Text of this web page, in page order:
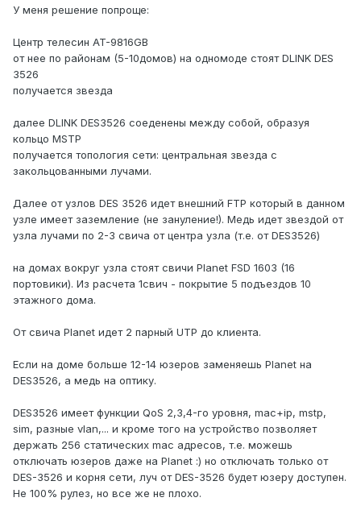
У меня решение попроще:
Центр телесин AT-9816GB
от нее по районам (5-10домов) на одномоде стоят DLINK DES
3526
получается звезда
далее DLINK DES3526 соеденены между собой, образуя
кольцо MSTP
получается топология сети: центральная звезда с
закольцованными лучами.
Далее от узлов DES 3526 идет внешний FTP который в данном
узле имеет заземление (не зануление!). Медь идет звездой от
узла лучами по 2-3 свича от центра узла (т.е. от DES3526)
на домах вокруг узла стоят свичи Planet FSD 1603 (16
портовики). Из расчета 1свич - покрытие 5 подъездов 10
этажного дома.
От свича Planet идет 2 парный UTP до клиента.
Если на доме больше 12-14 юзеров заменяешь Planet на
DES3526, а медь на оптику.
DES3526 имеет функции QoS 2,3,4-го уровня, mac+ip, mstp,
sim, разные vlan,... и кроме того на устройство позволяет
держать 256 статических mac адресов, т.е. можешь
отключать юзеров даже на Planet :) но отключать только от
DES-3526 и корня сети, луч от DES-3526 будет юзеру доступен.
Не 100% рулез, но все же не плохо.